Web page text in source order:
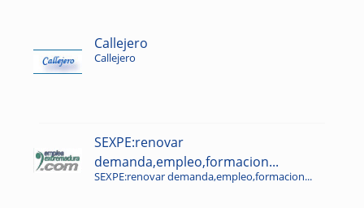
Callejero
Callejero
SEXPE:renovar
demanda,empleo,formacion...
SEXPE:renovar demanda,empleo,formacion...